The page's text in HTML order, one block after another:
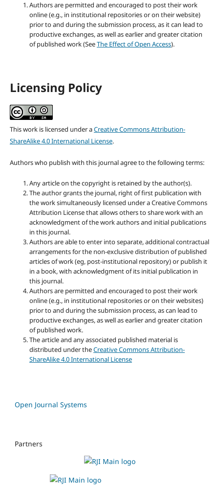
Authors are permitted and encouraged to post their work
online (e.g., in institutional repositories or on their website)
prior to and during the submission process, as it can lead to
productive exchanges, as well as earlier and greater citation
of published work (SeeThe Effect of Open Access).
Licensing Policy
This work is licensed under aCreative Commons Attribution-
ShareAlike 4.0 International License.
Authors who publish with this journal agree to the following terms:
Any article on the copyright is retained by the author(s).
The author grants the journal, right of first publication with
the work simultaneously licensed under a Creative Commons
Attribution License that allows others to share work with an
acknowledgment of the work authors and initial publications
in this journal.
Authors are able to enter into separate, additional contractual
arrangements for the non-exclusive distribution of published
articles of work (eg, post-institutional repository) or publish it
in a book, with acknowledgment of its initial publication in
this journal.
Authors are permitted and encouraged to post their work
online (e.g., in institutional repositories or on their websites)
prior to and during the submission process, as can lead to
productive exchanges, as well as earlier and greater citation
of published work.
The article and any associated published material is
distributed under theCreative Commons Attribution-
ShareAlike 4.0 International License
Open Journal Systems
Partners